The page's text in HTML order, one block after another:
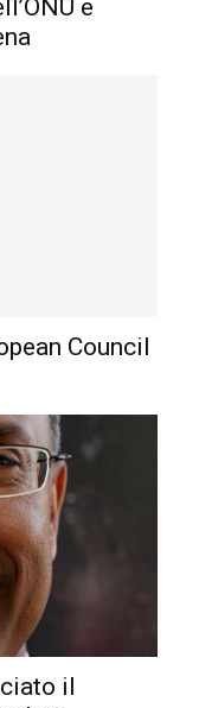
e
Council
il